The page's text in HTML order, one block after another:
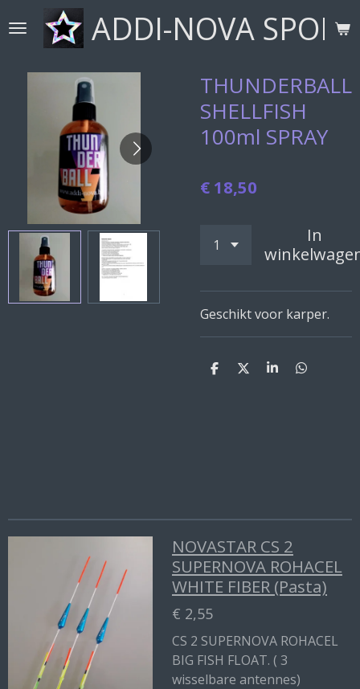
direct
hoofdinhoud
ADDI-NOVA
THUNDERBALL
SHELLFISH
100ml SPRAY
€ 18,50
In
Geschikt voor karper.
D
D
S
D
NOVASTAR CS 2
SUPERNOVA ROHACEL
WHITE FIBER (Pasta)
€ 2,55
CS 2 SUPERNOVA ROHACEL
BIG FISH FLOAT. ( 3
wisselbare antennes)